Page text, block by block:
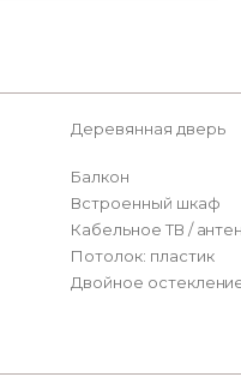
Деревянная дверь
Балкон
Встроенный шкаф
Кабельное ТВ /
Потолок: пластик
Двойное